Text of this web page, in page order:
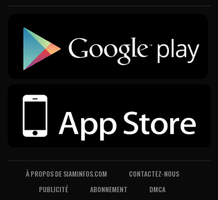
À PROPOS DE SIAMINFOS.COM
CONTACTEZ-NOUS
PUBLICITÉ
ABONNEMENT
DMCA